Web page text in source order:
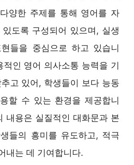
양한 주제를 통해 영어를 자
도록 구성되어 있으며, 실생
들을 중심으로 하고 있습니
적인 영어 의사소통 능력을 기
고 있어, 학생들이 보다 능동
할 수 있는 환경을 제공합니
내용은 실질적인 대화문과 본
들의 흥미를 유도하고, 적극
내는 데 기여합니다.